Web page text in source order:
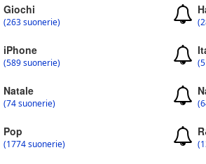
Giochi
(263 suonerie)
iPhone
(589 suonerie)
Natale
(74 suonerie)
Pop
(1774 suonerie)